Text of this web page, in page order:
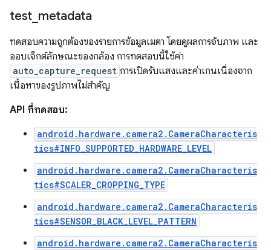
test metadata
ทดสอบความถูกต้องของรายการข้อมูลเมตา โดยดูผลการจับภาพ และ
ออบเจ็กต์ลักษณะของกล้อง การทดสอบนี้ใช้ค่า
auto_capture_request การเปิดรับแสงและค่าเกนเนื่องจาก
เนื้อหาของรูปภาพไม่สำคัญ
API ที่ทดสอบ:
android.hardware.camera2.CameraCharacteris
tics#INFO_SUPPORTED_HARDWARE_LEVEL
android.hardware.camera2.CameraCharacteris
tics#SCALER_CROPPING_TYPE
android.hardware.camera2.CameraCharacteris
tics#SENSOR_BLACK_LEVEL_PATTERN
android.hardware.camera2.CameraCharacteris